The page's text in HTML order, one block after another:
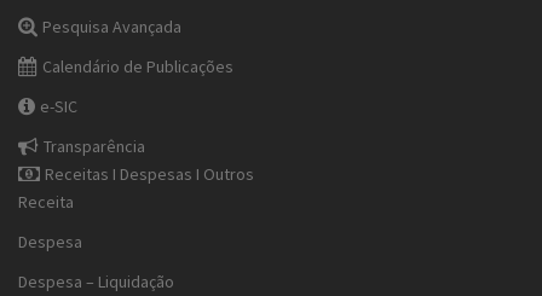
Pesquisa Avançada
Calendário de Publicações
e-SIC
Transparência
Receitas I Despesas I Outros
Receita
Despesa
Despesa – Liquidação